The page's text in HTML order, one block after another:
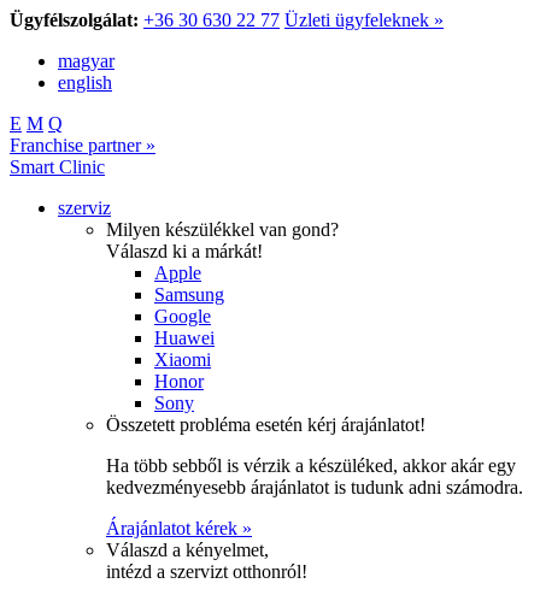
Ügyfélszolgálat: +36 30 630 22 77 Üzleti ügyfeleknek »
magyar
english
E M Q
Franchise partner »
Smart Clinic
szerviz
Milyen készülékkel van gond?
Válaszd ki a márkát!
Apple
Samsung
Google
Huawei
Xiaomi
Honor
Sony
Összetett probléma esetén kérj árajánlatot!
Ha több sebből is vérzik a készüléked, akkor akár egy
kedvezményesebb árajánlatot is tudunk adni számodra.
Árajánlatot kérek »
Válaszd a kényelmet,
intézd a szervizt otthonról!